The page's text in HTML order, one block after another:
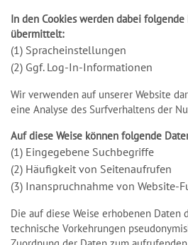
In den Cookies werden dabei
übermittelt:
(1) Spracheinstellungen
(2) Ggf. Log-In-Informationen
Wir verwenden auf unserer Website
eine Analyse des Surfverhaltens der
Auf diese Weise können folgende
(1) Eingegebene Suchbegriffe
(2) Häufigkeit von Seitenaufrufen
(3) Inanspruchnahme von Website-
Die auf diese Weise erhobenen Daten
technische Vorkehrungen